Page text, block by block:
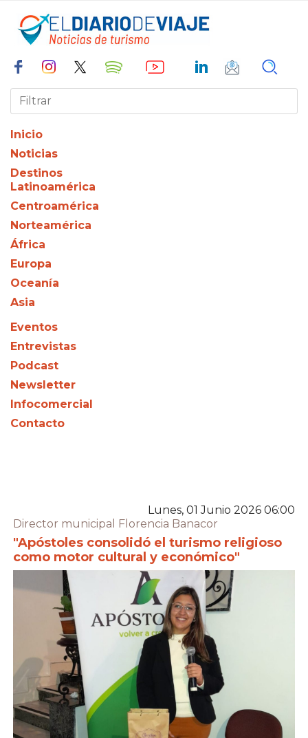
Inicio
Noticias
Destinos
Latinoamérica
Centroamérica
Norteamérica
África
Europa
Oceanía
Asia
Eventos
Entrevistas
Podcast
Newsletter
Infocomercial
Contacto
Lunes, 01 Junio 2026 06:00
Director municipal Florencia Banacor
"Apóstoles consolidó el turismo religioso
como motor cultural y económico"